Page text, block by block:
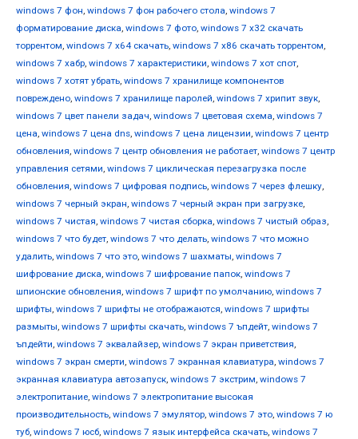
windows 7 фон, windows 7 фон рабочего стола, windows 7
форматирование диска, windows 7 фото, windows 7 х32 скачать
торрентом, windows 7 х64 скачать, windows 7 х86 скачать торрентом,
windows 7 хабр, windows 7 характеристики, windows 7 хот спот,
windows 7 хотят убрать, windows 7 хранилище компонентов
повреждено, windows 7 хранилище паролей, windows 7 хрипит звук,
windows 7 цвет панели задач, windows 7 цветовая схема, windows 7
цена, windows 7 цена dns, windows 7 цена лицензии, windows 7 центр
обновления, windows 7 центр обновления не работает, windows 7 центр
управления сетями, windows 7 циклическая перезагрузка после
обновления, windows 7 цифровая подпись, windows 7 через флешку,
windows 7 черный экран, windows 7 черный экран при загрузке,
windows 7 чистая, windows 7 чистая сборка, windows 7 чистый образ,
windows 7 что будет, windows 7 что делать, windows 7 что можно
удалить, windows 7 что это, windows 7 шахматы, windows 7
шифрование диска, windows 7 шифрование папок, windows 7
шпионские обновления, windows 7 шрифт по умолчанию, windows 7
шрифты, windows 7 шрифты не отображаются, windows 7 шрифты
размыты, windows 7 шрифты скачать, windows 7 ъпдейт, windows 7
ъпдейти, windows 7 эквалайзер, windows 7 экран приветствия,
windows 7 экран смерти, windows 7 экранная клавиатура, windows 7
экранная клавиатура автозапуск, windows 7 экстрим, windows 7
электропитание, windows 7 электропитание высокая
производительность, windows 7 эмулятор, windows 7 это, windows 7 ю
туб, windows 7 юсб, windows 7 язык интерфейса скачать, windows 7